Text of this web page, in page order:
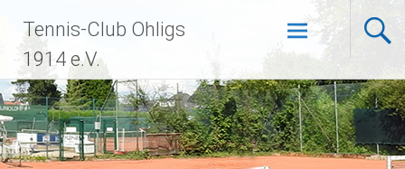
Inhalt
springen
Tennis-Club Ohligs
1914 e.V.